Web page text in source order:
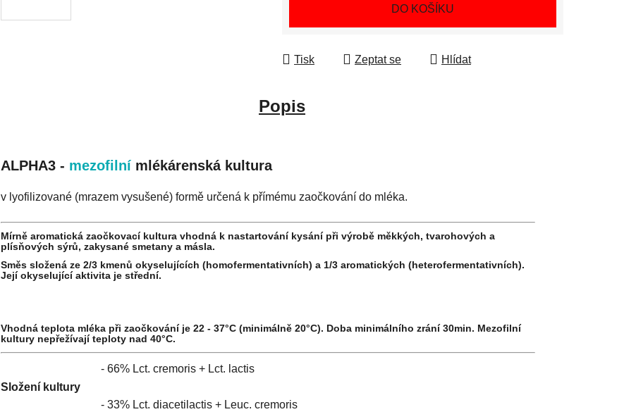
DO KOŠÍKU
Tisk Zeptat se Hlídat
Popis
ALPHA3 - mezofilní mlékárenská kultura
v lyofilizované (mrazem vysušené) formě určená k přímému zaočkování do mléka.
Mírně aromatická zaočkovací kultura vhodná k nastartování kysání při výrobě měkkých, tvarohových a
plísňových sýrů, zakysané smetany a másla.
Směs složená ze 2/3 kmenů okyselujících (homofermentativních) a 1/3 aromatických (heterofermentativních).
Její okyselující aktivita je střední.
Vhodná teplota mléka při zaočkování je 22 - 37°C (minimálně 20°C). Doba minimálního zrání 30min. Mezofilní
kultury nepřežívají teploty nad 40°C.
Složení kultury
- 66% Lct. cremoris + Lct. lactis
- 33% Lct. diacetilactis + Leuc. cremoris